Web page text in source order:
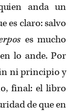
anda un
es claro: salvo
es mucho
lo ande. Por
ni principio y
final: el libro
de que en